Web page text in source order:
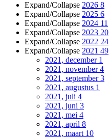
Expand/Collapse 2026 8
Expand/Collapse 2025 6
Expand/Collapse 2024 11
Expand/Collapse 2023 20
Expand/Collapse 2022 24
Expand/Collapse 2021 49
2021, december 1
2021, november4
2021, september3
2021, augustus 1
2021, juli 4
2021, juni 3
2021, mei 4
2021, april 8
2021, maart 10